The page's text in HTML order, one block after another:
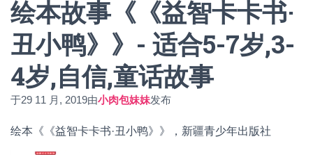
绘本故事《《益智卡卡书·
丑小鸭》》- 适合5-7岁,3-
4岁,自信,童话故事
于29 11 月, 2019由小肉包妹妹发布
绘本《《益智卡卡书·丑小鸭》》，新疆青少年出版社